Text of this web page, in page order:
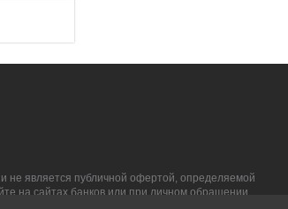
не является публичной офертой, определяемой
на сайтах банков или при личном обращении.